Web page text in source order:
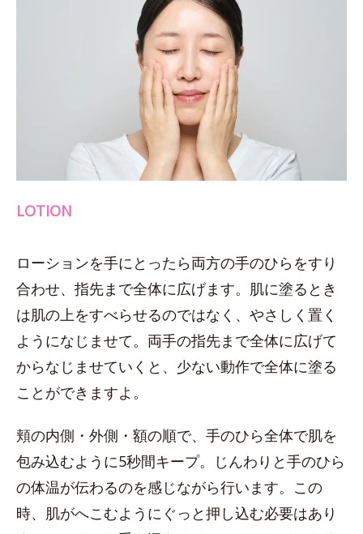
LOTION
ローションを手にとったら両方の手のひらをすり
合わせ、指先まで全体に広げます。肌に塗るとき
は肌の上をすべらせるのではなく、やさしく置く
ようになじませて。両手の指先まで全体に広げて
からなじませていくと、少ない動作で全体に塗る
ことができますよ。
頬の内側・外側・額の順で、手のひら全体で肌を
包み込むように5秒間キープ。じんわりと手のひら
の体温が伝わるのを感じながら行います。この
時、肌がへこむようにぐっと押し込む必要はあり